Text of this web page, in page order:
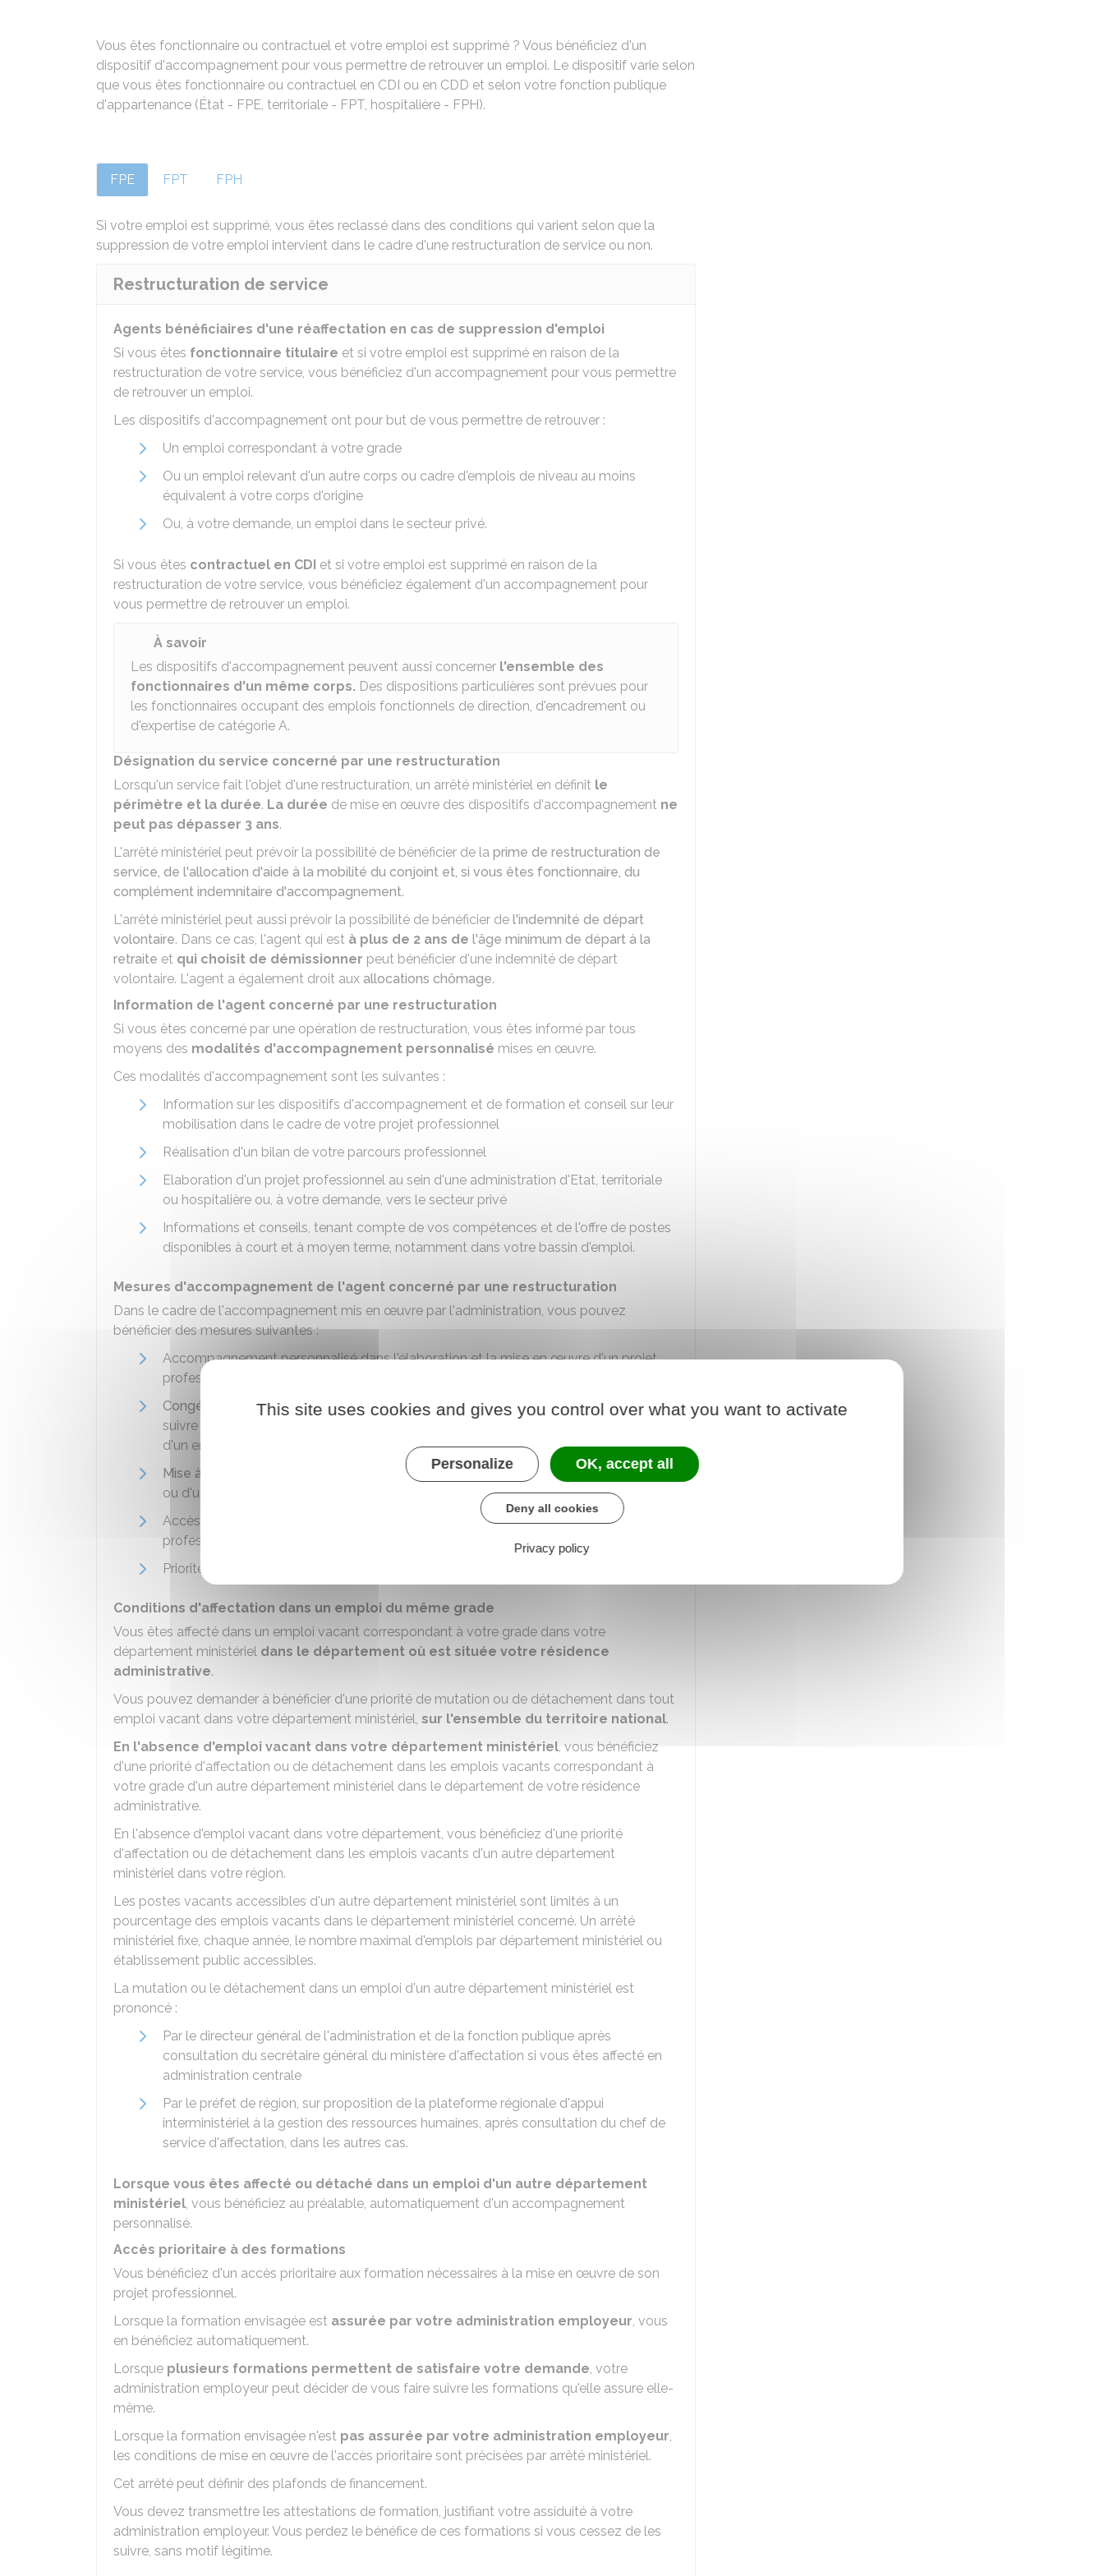
Vous êtes fonctionnaire ou contractuel et votre emploi est supprimé ? Vous bénéficiez d'un
dispositif d'accompagnement pour vous permettre de retrouver un emploi. Le dispositif varie selon
que vous êtes fonctionnaire ou contractuel en CDI ou en CDD et selon votre fonction publique
d'appartenance (État - FPE, territoriale - FPT, hospitalière - FPH).
FPE FPT FPH
Si votre emploi est supprimé, vous êtes reclassé dans des conditions qui varient selon que la
suppression de votre emploi intervient dans le cadre d'une restructuration de service ou non.
Restructuration de service
Agents bénéficiaires d'une réaffectation en cas de suppression d'emploi
Si vous êtes fonctionnaire titulaire et si votre emploi est supprimé en raison de la
restructuration de votre service, vous bénéficiez d'un accompagnement pour vous permettre
de retrouver un emploi.
Les dispositifs d'accompagnement ont pour but de vous permettre de retrouver :
Un emploi correspondant à votre grade
Ou un emploi relevant d'un autre corps ou cadre d'emplois de niveau au moins
équivalent à votre corps d'origine
Ou, à votre demande, un emploi dans le secteur privé.
Si vous êtes contractuel en CDI et si votre emploi est supprimé en raison de la
restructuration de votre service, vous bénéficiez également d'un accompagnement pour
vous permettre de retrouver un emploi.
À savoir
Les dispositifs d'accompagnement peuvent aussi concerner l'ensemble des
fonctionnaires d'un même corps. Des dispositions particulières sont prévues pour
les fonctionnaires occupant des emplois fonctionnels de direction, d'encadrement ou
d'expertise de catégorie A.
Désignation du service concerné par une restructuration
Lorsqu'un service fait l'objet d'une restructuration, un arrêté ministériel en définit le
périmètre et la durée. La durée de mise en œuvre des dispositifs d'accompagnement ne
peut pas dépasser 3 ans.
L'arrêté ministériel peut prévoir la possibilité de bénéficier de la prime de restructuration de
service, de l'allocation d'aide à la mobilité du conjoint et, si vous êtes fonctionnaire, du
complément indemnitaire d'accompagnement.
L'arrêté ministériel peut aussi prévoir la possibilité de bénéficier de l'indemnité de départ
volontaire. Dans ce cas, l'agent qui est à plus de 2 ans de l'âge minimum de départ à la
retraite et qui choisit de démissionner peut bénéficier d'une indemnité de départ
volontaire. L'agent a également droit aux allocations chômage.
Information de l'agent concerné par une restructuration
Si vous êtes concerné par une opération de restructuration, vous êtes informé par tous
moyens des modalités d'accompagnement personnalisé mises en œuvre.
Ces modalités d'accompagnement sont les suivantes :
Information sur les dispositifs d'accompagnement et de formation et conseil sur leur
mobilisation dans le cadre de votre projet professionnel
Réalisation d'un bilan de votre parcours professionnel
Elaboration d'un projet professionnel au sein d'une administration d'Etat, territoriale
ou hospitalière ou, à votre demande, vers le secteur privé
Informations et conseils, tenant compte de vos compétences et de l'offre de postes
disponibles à court et à moyen terme, notamment dans votre bassin d'emploi.
Mesures d'accompagnement de l'agent concerné par une restructuration
Dans le cadre de l'accompagnement mis en œuvre par l'administration, vous pouvez
bénéficier des mesures suivantes :
Accompagnement personnalisé dans l'élaboration et la mise en œuvre d'un projet
professionnel et d'un accès prioritaire à des formation
Congé de transition professionnelled'une durée maximale d'un an, permettant de
suivre des formations longues nécessaires à l'exercice d'un nouveau métier auprès
d'un employeur public d'Etat, territorial ou hospitalier ou dans le secteur privé
Mise à disposition
, en vue de sa reconversion professionnelle, auprès d'un organisme
ou d'une entreprise privée, pendant une durée maximale d'un an
Accès prioritaire aux formations nécessaires à la mise en œuvre de votre projet
professionnel
Priorité de
Conditions d'affectation dans un emploi du même grade
Vous êtes affecté dans un emploi vacant correspondant à votre grade dans votre
département ministériel dans le département où est située votre résidence
administrative.
Vous pouvez demander à bénéficier d'une priorité de mutation ou de détachement dans tout
emploi vacant dans votre département ministériel, sur l'ensemble du territoire national.
En l'absence d'emploi vacant dans votre département ministériel, vous bénéficiez
d'une priorité d'affectation ou de détachement dans les emplois vacants correspondant à
votre grade d'un autre département ministériel dans le département de votre résidence
administrative.
En l'absence d'emploi vacant dans votre département, vous bénéficiez d'une priorité
d'affectation ou de détachement dans les emplois vacants d'un autre département
ministériel dans votre région.
Les postes vacants accessibles d'un autre département ministériel sont limités à un
pourcentage des emplois vacants dans le département ministériel concerné. Un arrêté
ministériel fixe, chaque année, le nombre maximal d'emplois par département ministériel ou
établissement public accessibles.
La mutation ou le détachement dans un emploi d'un autre département ministériel est
prononcé :
Par le directeur général de l'administration et de la fonction publique après
consultation du secrétaire général du ministère d'affectation si vous êtes affecté en
administration centrale
Par le préfet de région, sur proposition de la plateforme régionale d'appui
interministériel à la gestion des ressources humaines, après consultation du chef de
service d'affectation, dans les autres cas.
Lorsque vous êtes affecté ou détaché dans un emploi d'un autre département
ministériel, vous bénéficiez au préalable, automatiquement d'un accompagnement
personnalisé.
Accès prioritaire à des formations
Vous bénéficiez d'un accès prioritaire aux formation nécessaires à la mise en œuvre de son
projet professionnel.
Lorsque la formation envisagée est assurée par votre administration employeur, vous
en bénéficiez automatiquement.
Lorsque plusieurs formations permettent de satisfaire votre demande, votre
administration employeur peut décider de vous faire suivre les formations qu'elle assure elle-
même.
Lorsque la formation envisagée n'est pas assurée par votre administration employeur,
les conditions de mise en œuvre de l'accès prioritaire sont précisées par arrêté ministériel.
Cet arrêté peut définir des plafonds de financement.
Vous devez transmettre les attestations de formation, justifiant votre assiduité à votre
administration employeur. Vous perdez le bénéfice de ces formations si vous cessez de les
suivre, sans motif légitime.
This site uses cookies and gives you control over what you want to activate
Personalize OK, accept all
Deny all cookies
Privacy policy